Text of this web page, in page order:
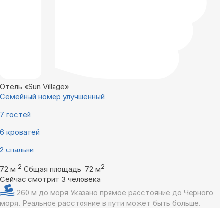
Отель «Sun Village»
Семейный номер улучшенный
7 гостей
6 кроватей
2 спальни
72 м 2 Общая площадь: 72 м2
Сейчас смотрит 3 человека
260 м до моря Указано прямое расстояние до Чёрного
моря. Реальное расстояние в пути может быть больше.